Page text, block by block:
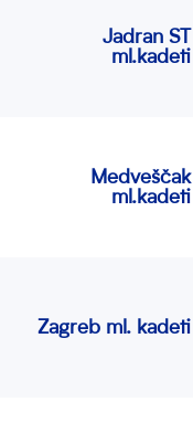
Jadran ST
ml.kadeti
Medveščak
ml.kadeti
Zagreb ml. kadeti